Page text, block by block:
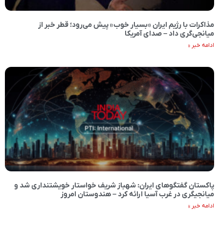
مذاکرات با رژیم ایران «بسیار خوب» پیش می‌رود؛ قطر خبر از
میانجی‌گری داد – صدای آمریکا
ادامه خبر »
پاکستان گفتگوهای ایران: شهباز شریف خواستار خویشتنداری شد و
میانجیگری در غرب آسیا ارائه کرد – هندوستان امروز
ادامه خبر »